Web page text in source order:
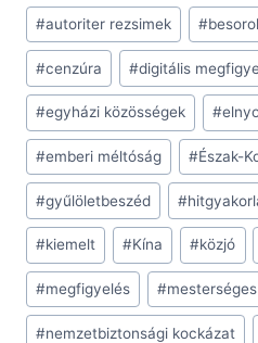
#autoriter rezsimek #
#cenzúra #digitális
#egyházi közösségek #
#emberi méltóság #Észak-
#gyűlöletbeszéd #
#kiemelt #Kína #közjó
#megfigyelés #
#nemzetbiztonsági kockázat